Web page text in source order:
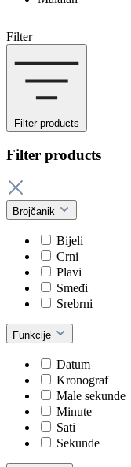
Filter
Filter products
Filter products
Brojčanik
Bijeli
Crni
Plavi
Smeđi
Srebrni
Funkcije
Datum
Kronograf
Male sekunde
Minute
Sati
Sekunde